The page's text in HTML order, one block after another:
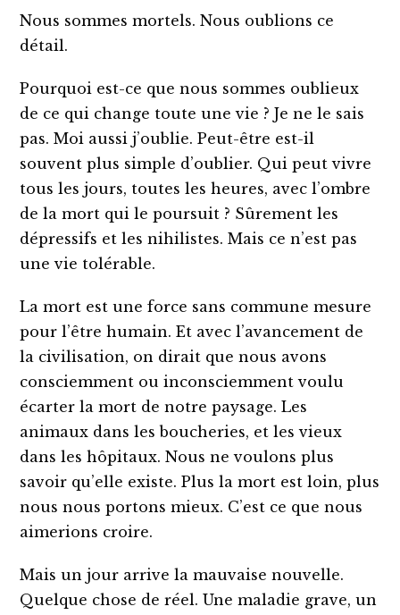
Nous sommes mortels. Nous oublions ce
détail.
Pourquoi est-ce que nous sommes oublieux
de ce qui change toute une vie ? Je ne le sais
pas. Moi aussi j’oublie. Peut-être est-il
souvent plus simple d’oublier. Qui peut vivre
tous les jours, toutes les heures, avec l’ombre
de la mort qui le poursuit ? Sûrement les
dépressifs et les nihilistes. Mais ce n’est pas
une vie tolérable.
La mort est une force sans commune mesure
pour l’être humain. Et avec l’avancement de
la civilisation, on dirait que nous avons
consciemment ou inconsciemment voulu
écarter la mort de notre paysage. Les
animaux dans les boucheries, et les vieux
dans les hôpitaux. Nous ne voulons plus
savoir qu’elle existe. Plus la mort est loin, plus
nous nous portons mieux. C’est ce que nous
aimerions croire.
Mais un jour arrive la mauvaise nouvelle.
Quelque chose de réel. Une maladie grave, un